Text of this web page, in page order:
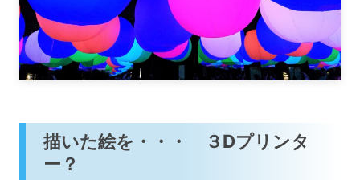
描いた絵を・・・ ３Dプリンタ
ー？